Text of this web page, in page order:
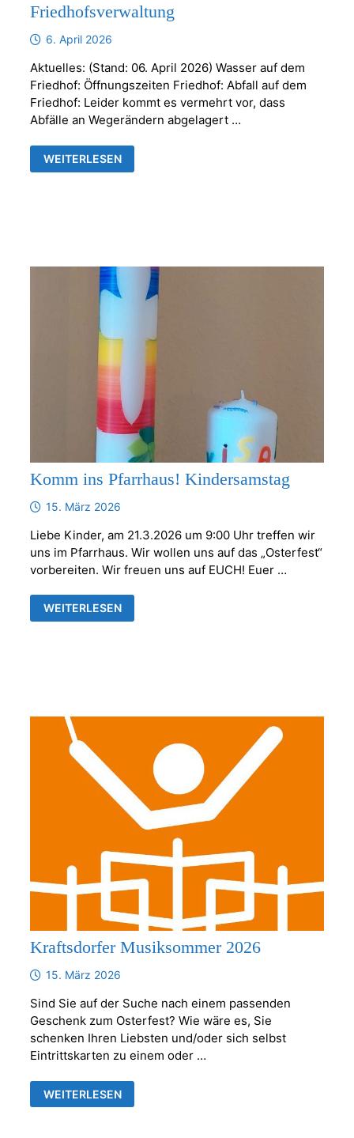
Friedhofsverwaltung
6. April 2026
Aktuelles: (Stand: 06. April 2026) Wasser auf dem
Friedhof: Öffnungszeiten Friedhof: Abfall auf dem
Friedhof: Leider kommt es vermehrt vor, dass
Abfälle an Wegerändern abgelagert …
FRIEDHOFSVERWALTUNG
WEITERLESEN
Komm ins Pfarrhaus! Kindersamstag
15. März 2026
Liebe Kinder, am 21.3.2026 um 9:00 Uhr treffen wir
uns im Pfarrhaus. Wir wollen uns auf das „Osterfest“
vorbereiten. Wir freuen uns auf EUCH! Euer …
KOMM
INS
WEITERLESEN
Kraftsdorfer Musiksommer 2026
15. März 2026
Sind Sie auf der Suche nach einem passenden
Geschenk zum Osterfest? Wie wäre es, Sie
schenken Ihren Liebsten und/oder sich selbst
Eintrittskarten zu einem oder …
KRAFTSDORFER
MUSIKSOMMER
WEITERLESEN